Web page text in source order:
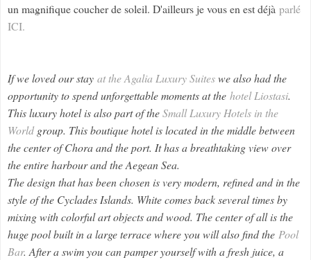
un magnifique coucher de soleil. D'ailleurs je vous en est déjà parlé
ICI.
If we loved our stay at the Agalia Luxury Suiteswe also had the
opportunity to spend unforgettable moments at the hotel Liostasi.
This luxury hotel is also part of theSmall Luxury Hotels in the
Worldgroup. This boutique hotel is located in the middle between
the center of Chora and the port. It has a breathtaking view over
the entire harbour and the Aegean Sea.
The design that has been chosen is very modern, refined and in the
style of the Cyclades Islands. White comes back several times by
mixing with colorful art objects and wood. The center of all is the
huge pool built in a large terrace where you will also find the Pool
Bar. After a swim you can pamper yourself with a fresh juice, a